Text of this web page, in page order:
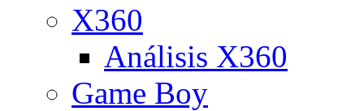
X360
Análisis X360
Game Boy